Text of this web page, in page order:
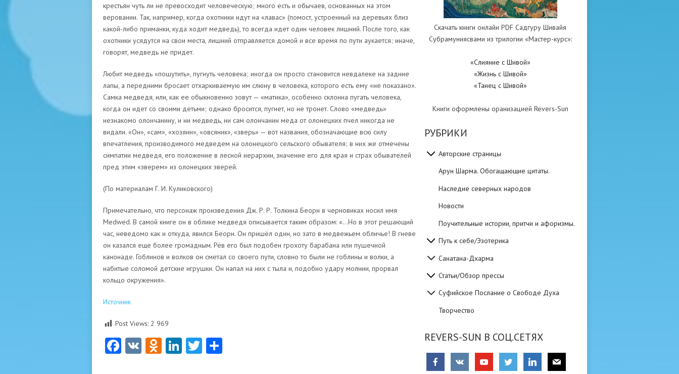
крестьян чуть ли не превосходит человеческую; много есть и обычаев, основанных на этом
веровании. Так, например, когда охотники идут на «лавас» (помост, устроенный на деревьях близ
какой-либо приманки, куда ходит медведь), то всегда идет один человек лишний. После того, как
охотники усядутся на свои места, лишний отправляется домой и все время по пути аукается; иначе,
говорят, медведь не придет.
Любит медведь «пошутить», пугнуть человека; иногда он просто становится невдалеке на задние
лапы, а передними бросает отхаркиваемую им слюну в человека, которого есть ему «не показано».
Самка медведя, или, как ее обыкновенно зовут — «матика», особенно склонна пугать человека,
когда он идет со своими детьми; однако бросится, пугнет, но не тронет. Слово «медведь»
незнакомо олончанину, и ни медведь, ни сам олончанин меда от олонецких пчел никогда не
видали. «Он», «сам», «хозяин», «овсяник», «зверь» — вот названия, обозначающие всю силу
впечатления, производимого медведем на олонецкого сельского обывателя; в них же отмечены
симпатии медведя, его положение в лесной иерархии, значение его для края и страх обывателей
пред этим «зверем» из олонецких зверей.
(По материалам Г. И. Куликовского)
Примечательно, что персонаж произведения Дж. Р. Р. Толкина Беорн в черновиках носил имя
Medwed. В самой книге он в облике медведя описывается таким образом: «…Но в этот решающий
час, неведомо как и откуда, явился Беорн. Он пришёл один, но зато в медвежьем обличье! В гневе
он казался еще более громадным. Рёв его был подобен грохоту барабана или пушечной
канонаде. Гоблинов и волков он сметал со своего пути, словно то были не гоблины и волки, а
набитые соломой детские игрушки. Он напал на них с тыла и, подобно удару молнии, прорвал
кольцо окружения».
Источник
Post Views: 2 969
Facebook
VKOdnoklassniki
LinkedIn
TwitterОтправить
Скачать книги онлайн PDF Садгуру Шивайя
Субрамуниясвами из трилогии «Мастер-курс»:
«Слияние с Шивой»
«Жизнь с Шивой»
«Танец с Шивой»
Книги оформлены оранизацией Revers-Sun
РУБРИКИ
Авторские страницы
Арун Шарма. Обогащающие цитаты.
Наследие северных народов
Новости
Поучительные истории, притчи и афоризмы.
Путь к себе/Эзотерика
Санатана-Дхарма
Статьи/Обзор прессы
Суфийское Послание о Свободе Духа
Творчество
REVERS-SUN В СОЦ.СЕТЯХ